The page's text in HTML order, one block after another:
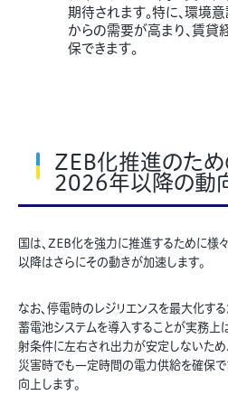
期待されます。特に、環境
からの需要が高まり、賃
保できます。
ZEB化推進のた
2026年以降の動
国は、ZEB化を強力に推進するために様
以降はさらにその動きが加速します。
なお、停電時のレジリエンスを最大化す
蓄電池システムを導入することが実務上
射条件に左右され出力が安定しないため
災害時でも一定時間の電力供給を確保
向上します。